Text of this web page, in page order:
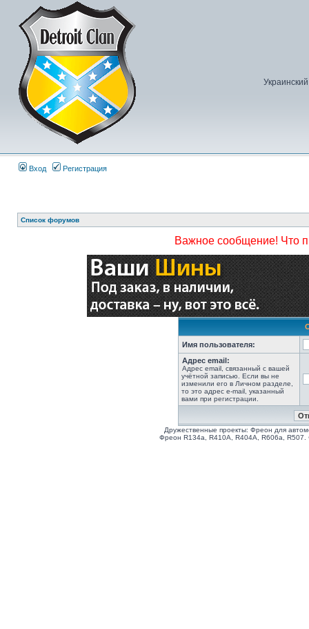
Вход Регистрация
Список форумов
Важное сообщение! Что
Имя пользователя:
Адрес email:
Адрес email, связанный с вашей
учётной записью. Если вы не
изменили его в Личном разделе,
то это адрес e-mail, указанный
вами при регистрации.
Дружественные проекты: Фреон для
Фреон R134a, R410A, R404A, R606a,